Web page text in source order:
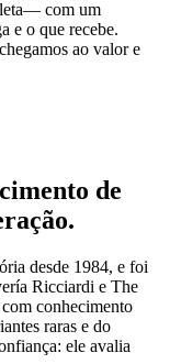
com um
e o que recebe.
ao valor e
de
desde 1984, e foi
Ricciardi e The
conhecimento
raras e do
ele avalia